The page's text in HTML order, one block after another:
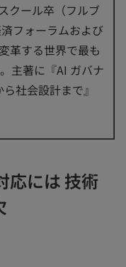
クール卒（フルブ
フォーラムおよび
革する世界で最も
主著に『AI ガバナ
社会設計まで』
応には 技術